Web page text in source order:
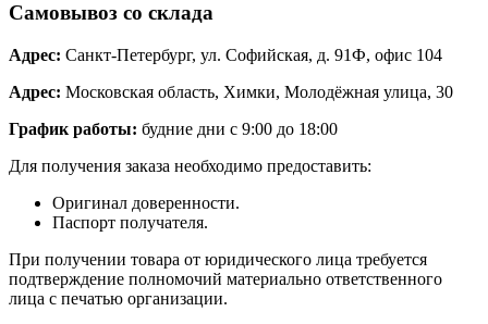
Самовывоз со склада
Адрес: Санкт-Петербург, ул. Софийская, д. 91Ф, офис 104
Адрес: Московская область, Химки, Молодёжная улица, 30
График работы: будние дни с 9:00 до 18:00
Для получения заказа необходимо предоставить:
Оригинал доверенности.
Паспорт получателя.
При получении товара от юридического лица требуется
подтверждение полномочий материально ответственного
лица с печатью организации.